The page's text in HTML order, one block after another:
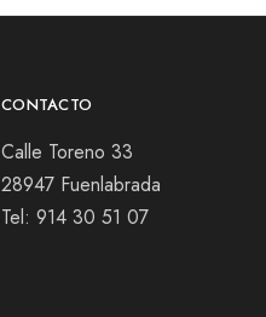
CONTACTO
Calle Toreno 33
28947 Fuenlabrada
Tel: 914 30 51 07